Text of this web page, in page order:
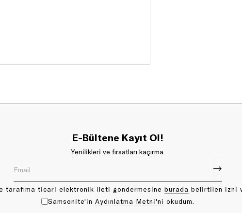
E-Bültene Kayıt Ol!
Yenilikleri ve fırsatları kaçırma.
tarafıma ticari elektronik ileti göndermesine bu rada belirtilen izni
Samsonite'in Aydınlatma Metni'ni okudum.